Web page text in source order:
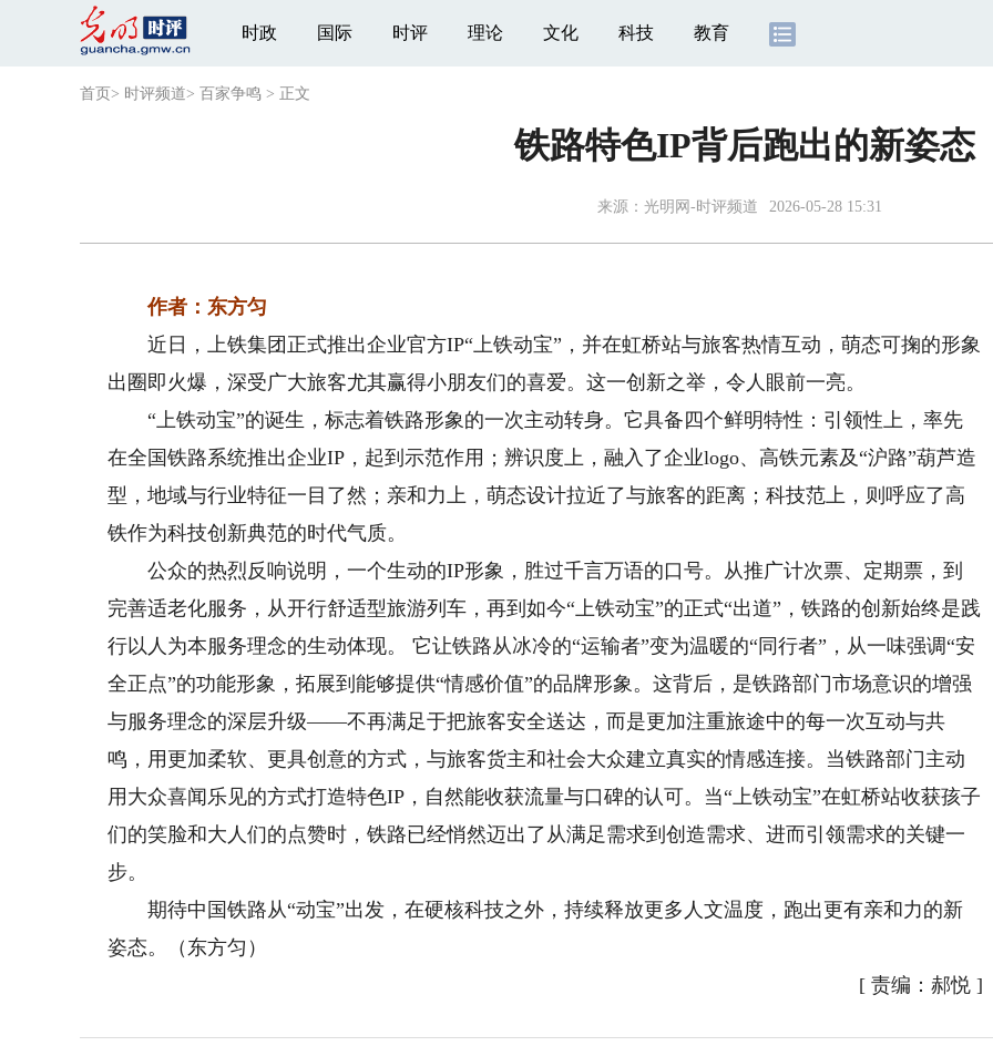
时政 国际 时评 理论 文化 科技 教育
首页 > 时评频道> 百家争鸣 > 正文
铁路特色IP背后跑出的新姿态
来源： 光明网-时评频道 2026-05-28 15:31
作者：东方匀
近日，上铁集团正式推出企业官方IP“上铁动宝”，并在虹桥站与旅客热情互动，萌态可掬的形象
出圈即火爆，深受广大旅客尤其赢得小朋友们的喜爱。这一创新之举，令人眼前一亮。
“上铁动宝”的诞生，标志着铁路形象的一次主动转身。它具备四个鲜明特性：引领性上，率先
在全国铁路系统推出企业IP，起到示范作用；辨识度上，融入了企业logo、高铁元素及“沪路”葫芦造
型，地域与行业特征一目了然；亲和力上，萌态设计拉近了与旅客的距离；科技范上，则呼应了高
铁作为科技创新典范的时代气质。
公众的热烈反响说明，一个生动的IP形象，胜过千言万语的口号。从推广计次票、定期票，到
完善适老化服务，从开行舒适型旅游列车，再到如今“上铁动宝”的正式“出道”，铁路的创新始终是践
行以人为本服务理念的生动体现。 它让铁路从冰冷的“运输者”变为温暖的“同行者”，从一味强调“安
全正点”的功能形象，拓展到能够提供“情感价值”的品牌形象。这背后，是铁路部门市场意识的增强
与服务理念的深层升级——不再满足于把旅客安全送达，而是更加注重旅途中的每一次互动与共
鸣，用更加柔软、更具创意的方式，与旅客货主和社会大众建立真实的情感连接。当铁路部门主动
用大众喜闻乐见的方式打造特色IP，自然能收获流量与口碑的认可。当“上铁动宝”在虹桥站收获孩子
们的笑脸和大人们的点赞时，铁路已经悄然迈出了从满足需求到创造需求、进而引领需求的关键一
步。
期待中国铁路从“动宝”出发，在硬核科技之外，持续释放更多人文温度，跑出更有亲和力的新
姿态。（东方匀）
[ 责编：郝悦 ]